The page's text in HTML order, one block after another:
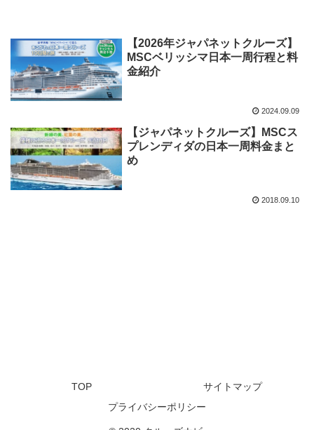
【2026年ジャパネットクルーズ】
MSCベリッシマ日本一周行程と料
金紹介
2024.09.09
【ジャパネットクルーズ】MSCス
プレンディダの日本一周料金まと
め
2018.09.10
TOP
サイトマップ
プライバシーポリシー